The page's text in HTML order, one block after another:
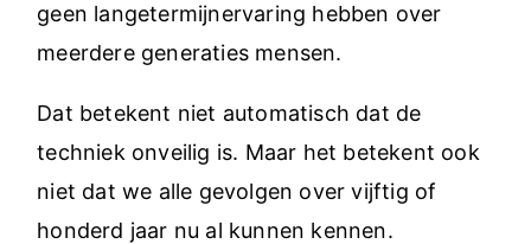
geen langetermijnervaring hebben over
meerdere generaties mensen.
Dat betekent niet automatisch dat de
techniek onveilig is. Maar het betekent ook
niet dat we alle gevolgen over vijftig of
honderd jaar nu al kunnen kennen.